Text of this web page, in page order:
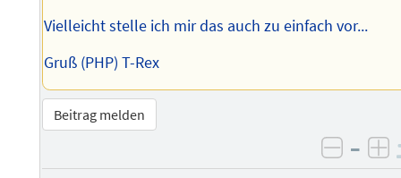
Vielleicht stelle ich mir das auch zu einfach vor...
Gruß (PHP) T-Rex
Beitrag melden
–